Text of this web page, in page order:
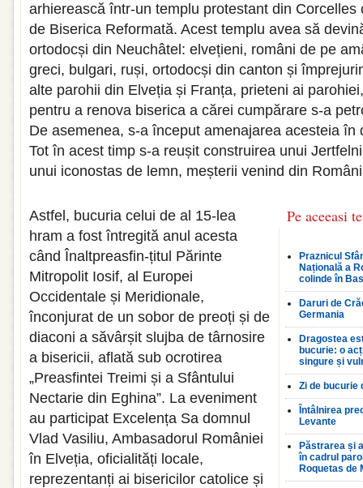
arhierească într-un templu protestant din Corcelles
de Biserica Reformată. Acest templu avea să
ortodocși din Neuchâtel: elvețieni, români de pe
greci, bulgari, ruși, ortodocși din canton și
alte parohii din Elveția și Franța, prieteni ai
pentru a renova biserica a cărei cumpărare s-a
De asemenea, s-a început amenajarea acesteia în
Tot în acest timp s-a reușit construirea unui
unui iconostas de lemn, meșterii venind din
Pe aceeasi
Praznicul
Națională a
colinde în
Daruri de
Germania
Dragostea
bucurie: o
singure și
Zi de bucurie
Întâlnirea
Levante
Păstrarea și
în cadrul
Roquetas de
Astfel, bucuria celui de al 15-lea
hram a fost întregită anul acesta
când Înaltpreasfin-țitul Părinte
Mitropolit Iosif, al Europei
Occidentale și Meridionale,
înconjurat de un sobor de preoți și de
diaconi a săvârșit slujba de târnosire
a bisericii, aflată sub ocrotirea
„Preasfintei Treimi și a Sfântului
Nectarie din Eghina”. La eveniment
au participat Excelența Sa domnul
Vlad Vasiliu, Ambasadorul României
în Elveția, oficialități locale,
reprezentanți ai bisericilor catolice și